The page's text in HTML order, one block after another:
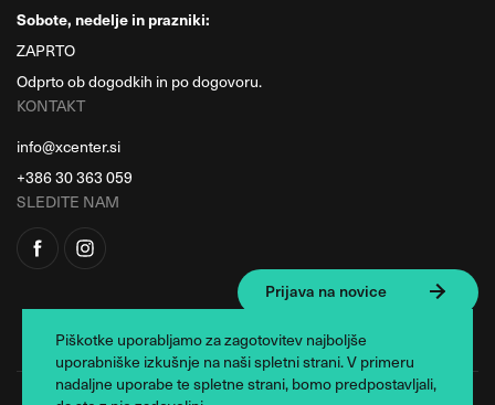
Sobote, nedelje in prazniki:
ZAPRTO
Odprto ob dogodkih in po dogovoru.
KONTAKT
info@xcenter.si
+386 30 363 059
SLEDITE NAM
Prijava na novice
Piškotke uporabljamo za zagotovitev najboljše
uporabniške izkušnje na naši spletni strani. V primeru
nadaljne uporabe te spletne strani, bomo predpostavljali,